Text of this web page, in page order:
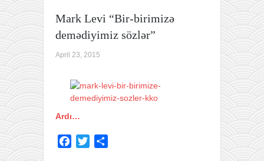
Mark Levi “Bir-birimizə
demədiyimiz sözlər”
April 23, 2015
Ardı…